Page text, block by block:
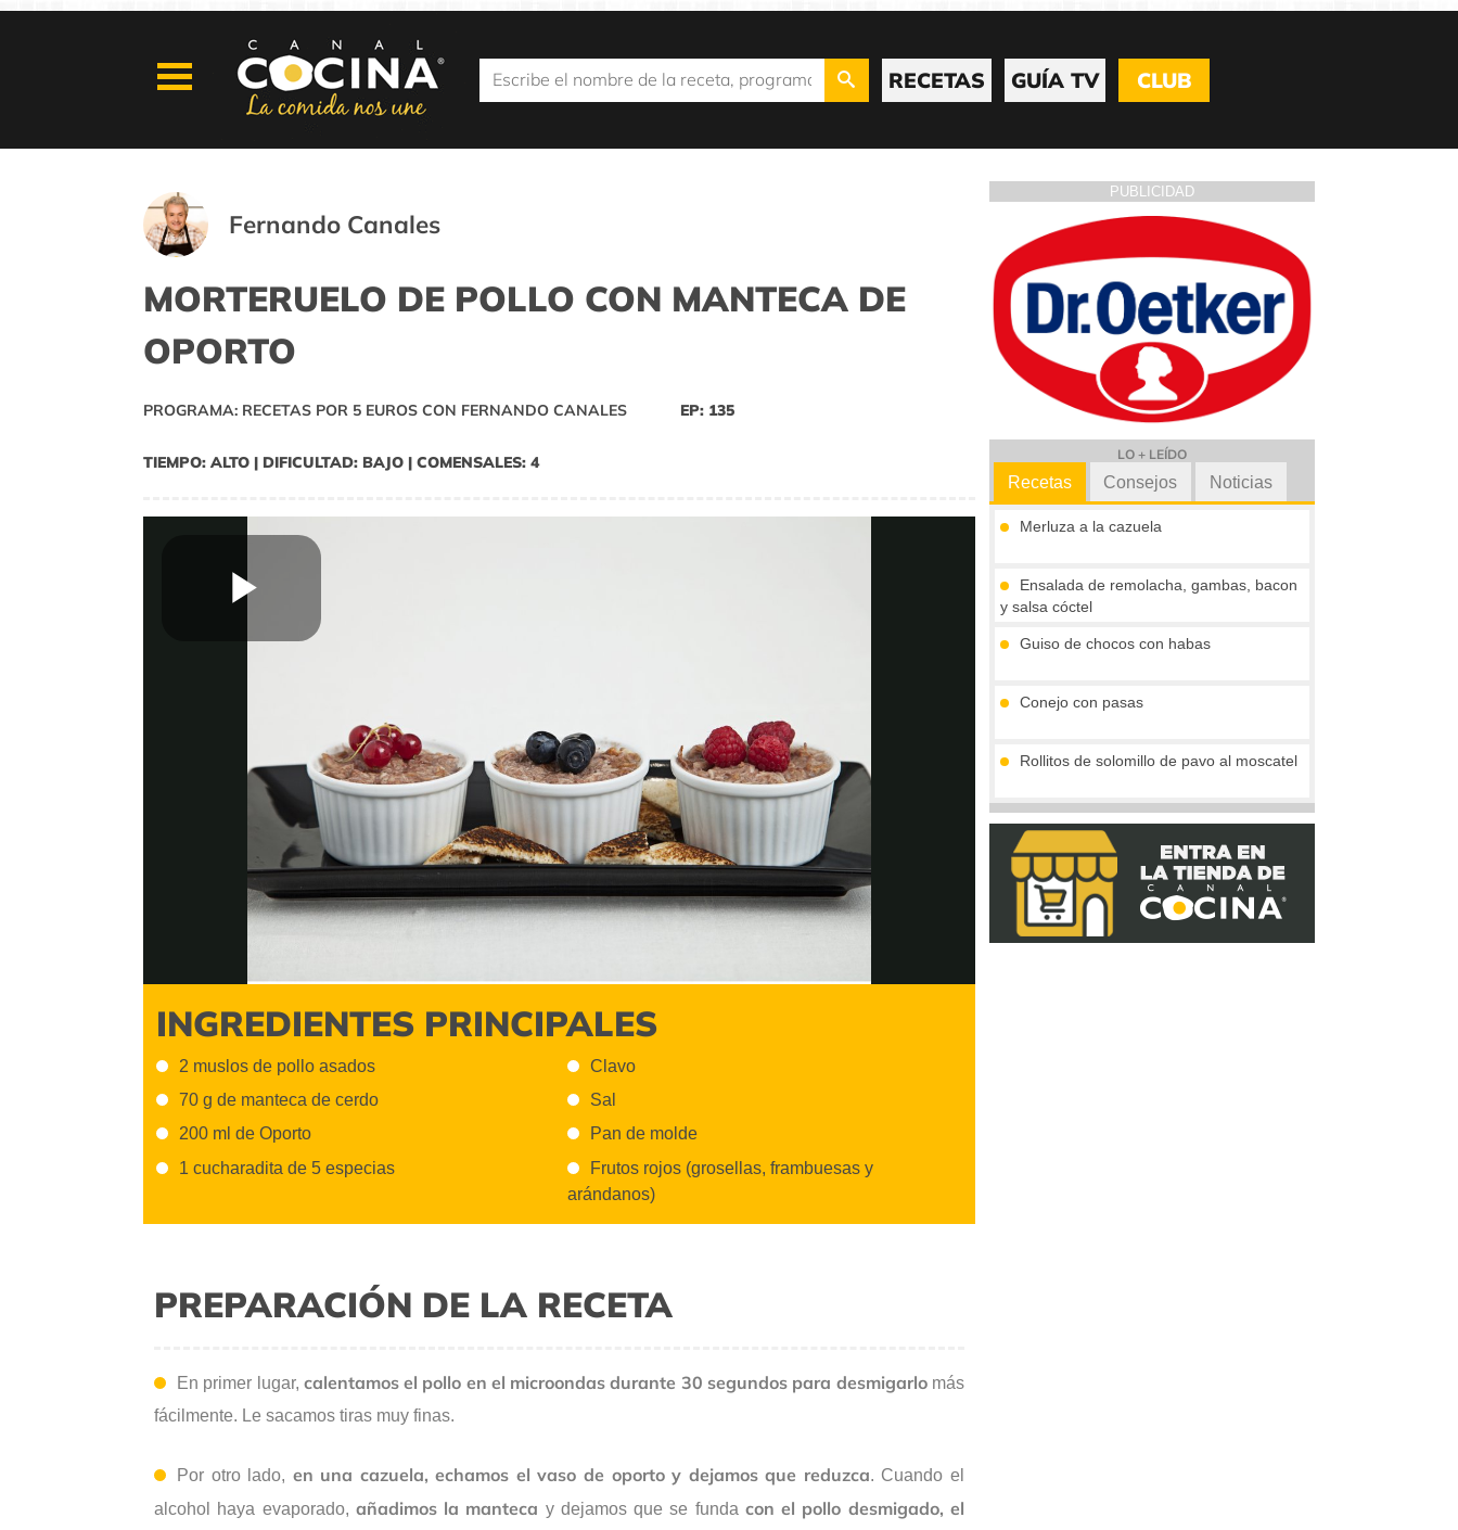
RECETAS GUÍA TV CLUB
Fernando Canales
MORTERUELO DE POLLO CON MANTECA DE
OPORTO
PROGRAMA: RECETAS POR 5 EUROS CON FERNANDO CANALES EP: 135
TIEMPO: ALTO | DIFICULTAD: BAJO | COMENSALES: 4
Play
Video
INGREDIENTES PRINCIPALES
2 muslos de pollo asados
70 g de manteca de cerdo
200 ml de Oporto
1 cucharadita de 5 especias
Clavo
Sal
Pan de molde
Frutos rojos (grosellas, frambuesas y
arándanos)
PREPARACIÓN DE LA RECETA
En primer lugar, calentamos el pollo en el microondas durante 30 segundos para desmigarlomás
fácilmente. Le sacamos tiras muy finas.
Por otro lado, en una cazuela, echamos el vaso de oporto y dejamos que reduzca. Cuando el
alcohol haya evaporado, añadimos la manteca y dejamos que se funda con el pollo desmigado, el
PUBLICIDAD
LO + LEÍDO
Recetas
Merluza a la cazuela
Ensalada de remolacha, gambas, bacon
y salsa cóctel
Guiso de chocos con habas
Conejo con pasas
Rollitos de solomillo de pavo al moscatel
Milhojas de salmón marinado y
espinacas
Consejos Noticias